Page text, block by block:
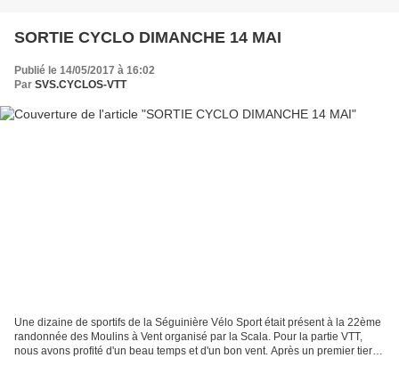
SORTIE CYCLO DIMANCHE 14 MAI
Publié le 14/05/2017 à 16:02
Par SVS.CYCLOS-VTT
Une dizaine de sportifs de la Séguinière Vélo Sport était présent à la 22ème
randonnée des Moulins à Vent organisé par la Scala. Pour la partie VTT,
nous avons profité d'un beau temps et d'un bon vent. Après un premier tiers